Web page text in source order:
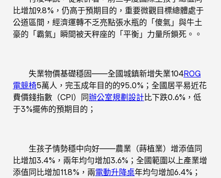
比增加9.8%，仍高于預期目的，重要微觀目標總體處于
公道區間，經濟運轉不乏亮點張水瓶的「傻氣」與牛土
豪的「霸氣」瞬間被天秤座的「平衡」力量所鎖死。。
失業物價基礎穩固——全國城鎮新增失業104ROG
電競椅5萬人，完玉成年目的的95.0%；全國居平易近花
費價錢指數（CPI）同辦公室規劃設計比下跌0.6%，低
于3%擺佈的預期目的；
生孩子情勢穩中向好——農業（蒔植業）增添值同
比增加3.4%，兩年均勻增加3.6%；全國範圍以上產業增
添值同比增加11.8%，兩電動升降桌年均勻增加6.4%；